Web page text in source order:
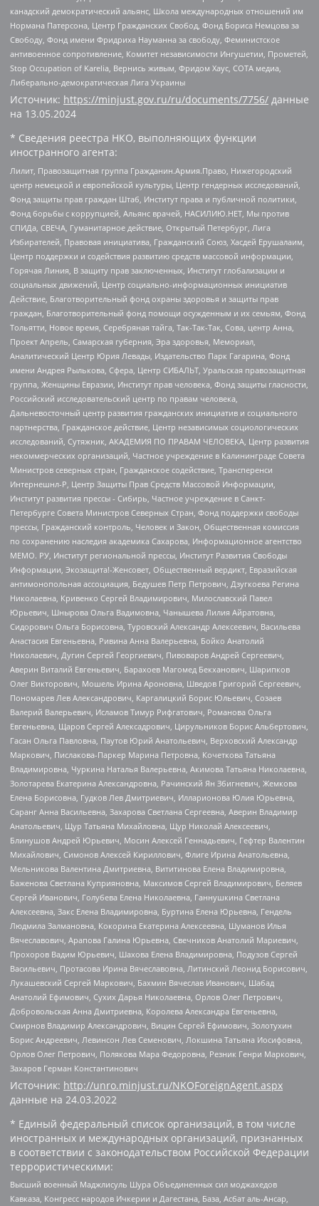
канадский демократический альянс, Школа международных отношений им
Нормана Патерсона, Центр Гражданских Свобод, Фонд Бориса Немцова за
Свободу, Фонд имени Фридриха Науманна за свободу, Феминистское
антивоенное сопротивление, Комитет независимости Ингушетии, Прометей,
Stop Occupation of Karelia, Вернись живым, Фридом Хаус, СОТА медиа,
Либерально-демократическая Лига Украины
Источник: https://minjust.gov.ru/ru/documents/7756/ данные
на 13.05.2024
* Сведения реестра НКО, выполняющих функции
иностранного агента:
Лилит, Правозащитная группа Гражданин.Армия.Право, Нижегородский
центр немецкой и европейской культуры, Центр гендерных исследований,
Фонд защиты прав граждан Штаб, Институт права и публичной политики,
Фонд борьбы с коррупцией, Альянс врачей, НАСИЛИЮ.НЕТ, Мы против
СПИДа, СВЕЧА, Гуманитарное действие, Открытый Петербург, Лига
Избирателей, Правовая инициатива, Гражданский Союз, Хасдей Ерушалаим,
Центр поддержки и содействия развитию средств массовой информации,
Горячая Линия, В защиту прав заключенных, Институт глобализации и
социальных движений, Центр социально-информационных инициатив
Действие, Благотворительный фонд охраны здоровья и защиты прав
граждан, Благотворительный фонд помощи осужденным и их семьям, Фонд
Тольятти, Новое время, Серебряная тайга, Так-Так-Так, Сова, центр Анна,
Проект Апрель, Самарская губерния, Эра здоровья, Мемориал,
Аналитический Центр Юрия Левады, Издательство Парк Гагарина, Фонд
имени Андрея Рылькова, Сфера, Центр СИБАЛЬТ, Уральская правозащитная
группа, Женщины Евразии, Институт прав человека, Фонд защиты гласности,
Российский исследовательский центр по правам человека,
Дальневосточный центр развития гражданских инициатив и социального
партнерства, Гражданское действие, Центр независимых социологических
исследований, Сутяжник, АКАДЕМИЯ ПО ПРАВАМ ЧЕЛОВЕКА, Центр развития
некоммерческих организаций, Частное учреждение в Калининграде Совета
Министров северных стран, Гражданское содействие, Трансперенси
Интернешнл-Р, Центр Защиты Прав Средств Массовой Информации,
Институт развития прессы - Сибирь, Частное учреждение в Санкт-
Петербурге Совета Министров Северных Стран, Фонд поддержки свободы
прессы, Гражданский контроль, Человек и Закон, Общественная комиссия
по сохранению наследия академика Сахарова, Информационное агентство
МЕМО. РУ, Институт региональной прессы, Институт Развития Свободы
Информации, Экозащита!-Женсовет, Общественный вердикт, Евразийская
антимонопольная ассоциация, Бедушев Петр Петрович, Дзугкоева Регина
Николаевна, Кривенко Сергей Владимирович, Милославский Павел
Юрьевич, Шнырова Ольга Вадимовна, Чанышева Лилия Айратовна,
Сидорович Ольга Борисовна, Туровский Александр Алексеевич, Васильева
Анастасия Евгеньевна, Ривина Анна Валерьевна, Бойко Анатолий
Николаевич, Дугин Сергей Георгиевич, Пивоваров Андрей Сергеевич,
Аверин Виталий Евгеньевич, Барахоев Магомед Бекханович, Шарипков
Олег Викторович, Мошель Ирина Ароновна, Шведов Григорий Сергеевич,
Пономарев Лев Александрович, Каргалицкий Борис Юльевич, Созаев
Валерий Валерьевич, Исламов Тимур Рифгатович, Романова Ольга
Евгеньевна, Щаров Сергей Алексадрович, Цирульников Борис Альбертович,
Гасан Ольга Павловна, Паутов Юрий Анатольевич, Верховский Александр
Маркович, Пислакова-Паркер Марина Петровна, Кочеткова Татьяна
Владимировна, Чуркина Наталья Валерьевна, Акимова Татьяна Николаевна,
Золотарева Екатерина Александровна, Рачинский Ян Збигневич, Жемкова
Елена Борисовна, Гудков Лев Дмитриевич, Илларионова Юлия Юрьевна,
Саранг Анна Васильевна, Захарова Светлана Сергеевна, Аверин Владимир
Анатольевич, Щур Татьяна Михайловна, Щур Николай Алексеевич,
Блинушов Андрей Юрьевич, Мосин Алексей Геннадьевич, Гефтер Валентин
Михайлович, Симонов Алексей Кириллович, Флиге Ирина Анатольевна,
Мельникова Валентина Дмитриевна, Вититинова Елена Владимировна,
Баженова Светлана Куприяновна, Максимов Сергей Владимирович, Беляев
Сергей Иванович, Голубева Елена Николаевна, Ганнушкина Светлана
Алексеевна, Закс Елена Владимировна, Буртина Елена Юрьевна, Гендель
Людмила Залмановна, Кокорина Екатерина Алексеевна, Шуманов Илья
Вячеславович, Арапова Галина Юрьевна, Свечников Анатолий Мариевич,
Прохоров Вадим Юрьевич, Шахова Елена Владимировна, Подузов Сергей
Васильевич, Протасова Ирина Вячеславовна, Литинский Леонид Борисович,
Лукашевский Сергей Маркович, Бахмин Вячеслав Иванович, Шабад
Анатолий Ефимович, Сухих Дарья Николаевна, Орлов Олег Петрович,
Добровольская Анна Дмитриевна, Королева Александра Евгеньевна,
Смирнов Владимир Александрович, Вицин Сергей Ефимович, Золотухин
Борис Андреевич, Левинсон Лев Семенович, Локшина Татьяна Иосифовна,
Орлов Олег Петрович, Полякова Мара Федоровна, Резник Генри Маркович,
Захаров Герман Константинович
Источник: http://unro.minjust.ru/NKOForeignAgent.aspx
данные на 24.03.2022
* Единый федеральный список организаций, в том числе
иностранных и международных организаций, признанных
в соответствии с законодательством Российской Федерации
террористическими:
Высший военный Маджлисуль Шура Объединенных сил моджахедов
Кавказа, Конгресс народов Ичкерии и Дагестана, База, Асбат аль-Ансар,